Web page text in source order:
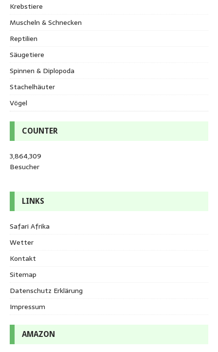
Krebstiere
Muscheln & Schnecken
Reptilien
Säugetiere
Spinnen & Diplopoda
Stachelhäuter
Vögel
COUNTER
3,864,309
Besucher
LINKS
Safari Afrika
Wetter
Kontakt
Sitemap
Datenschutz Erklärung
Impressum
AMAZON